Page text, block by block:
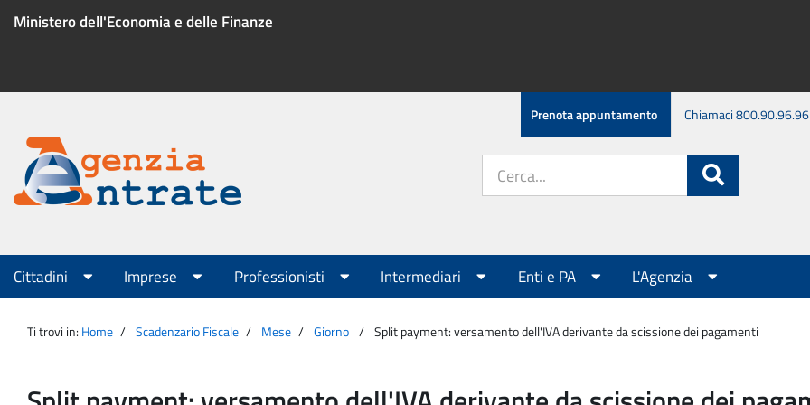
Ministero dell'Economia e delle Finanze
Menu
servizio
Prenota appuntamento Chiamaci 800.90.96.96
Agenzia
Entrate
sito:
Menu
principale
Cittadini Imprese Professionisti Intermediari Enti e PA L'Agenzia
Ti trovi in: Home Scadenzario Fiscale Mese Giorno Split payment: versamento dell'IVA derivante da scissione dei pagamenti